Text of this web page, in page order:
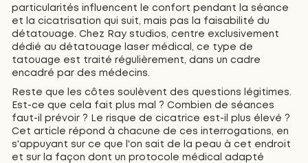
particularités influencent le confort pendant la séance
et la cicatrisation qui suit, mais pas la faisabilité du
détatouage. Chez Ray studios, centre exclusivement
dédié au détatouage laser médical, ce type de
tatouage est traité régulièrement, dans un cadre
encadré par des médecins.
Reste que les côtes soulèvent des questions légitimes.
Est-ce que cela fait plus mal ? Combien de séances
faut-il prévoir ? Le risque de cicatrice est-il plus élevé ?
Cet article répond à chacune de ces interrogations, en
s'appuyant sur ce que l'on sait de la peau à cet endroit
et sur la façon dont un protocole médical adapté